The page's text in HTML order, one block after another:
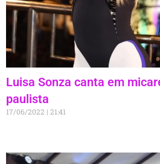
Luisa Sonza canta em
paulista
17/06/2022 21:41